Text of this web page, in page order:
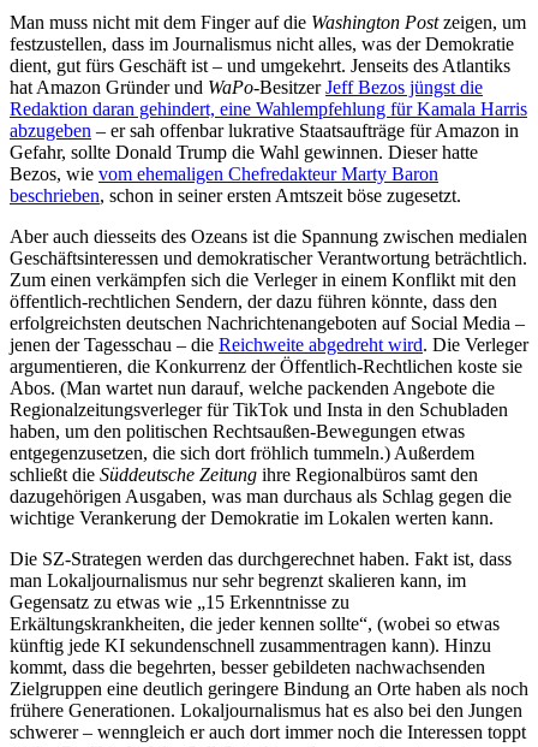
Man muss nicht mit dem Finger auf die Washington Postzeigen, um
festzustellen, dass im Journalismus nicht alles, was der Demokratie
dient, gut fürs Geschäft ist – und umgekehrt. Jenseits des Atlantiks
hat Amazon Gründer und WaPo-BesitzerJeff Bezos jüngst die
Redaktion daran gehindert, eine Wahlempfehlung für Kamala Harris
abzugeben – er sah offenbar lukrative Staatsaufträge für Amazon in
Gefahr, sollte Donald Trump die Wahl gewinnen. Dieser hatte
Bezos, wie vom ehemaligen Chefredakteur Marty Baron
beschrieben, schon in seiner ersten Amtszeit böse zugesetzt.
Aber auch diesseits des Ozeans ist die Spannung zwischen medialen
Geschäftsinteressen und demokratischer Verantwortung beträchtlich.
Zum einen verkämpfen sich die Verleger in einem Konflikt mit den
öffentlich-rechtlichen Sendern, der dazu führen könnte, dass den
erfolgreichsten deutschen Nachrichtenangeboten auf Social Media –
jenen der Tagesschau – die Reichweite abgedreht wird. Die Verleger
argumentieren, die Konkurrenz der Öffentlich-Rechtlichen koste sie
Abos. (Man wartet nun darauf, welche packenden Angebote die
Regionalzeitungsverleger für TikTok und Insta in den Schubladen
haben, um den politischen Rechtsaußen-Bewegungen etwas
entgegenzusetzen, die sich dort fröhlich tummeln.) Außerdem
schließt die Süddeutsche Zeitung ihre Regionalbüros samt den
dazugehörigen Ausgaben, was man durchaus als Schlag gegen die
wichtige Verankerung der Demokratie im Lokalen werten kann.
Die SZ-Strategen werden das durchgerechnet haben. Fakt ist, dass
man Lokaljournalismus nur sehr begrenzt skalieren kann, im
Gegensatz zu etwas wie „15 Erkenntnisse zu
Erkältungskrankheiten, die jeder kennen sollte“, (wobei so etwas
künftig jede KI sekundenschnell zusammentragen kann). Hinzu
kommt, dass die begehrten, besser gebildeten nachwachsenden
Zielgruppen eine deutlich geringere Bindung an Orte haben als noch
frühere Generationen. Lokaljournalismus hat es also bei den Jungen
schwerer – wenngleich er auch dort immer noch die Interessen toppt